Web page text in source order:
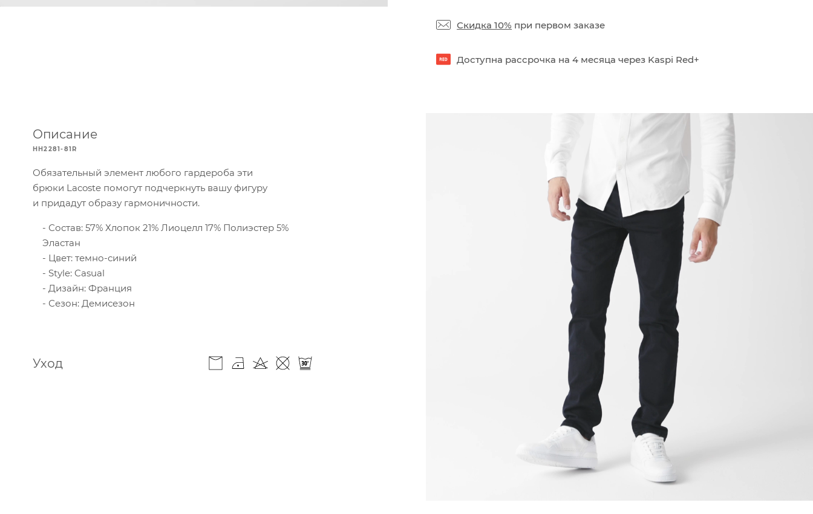
Скидка 10% при первом заказе
Доступна рассрочка на 4 месяца через Kaspi Red+
Описание
HH2281-81R
Обязательный элемент любого гардероба эти
брюки Lacoste помогут подчеркнуть вашу фигуру
и придадут образу гармоничности.
Состав: 57% Хлопок 21% Лиоцелл 17% Полиэстер 5%
Эластан
Цвет: темно-синий
Style: Casual
Дизайн: Франция
Сезон: Демисезон
Уход